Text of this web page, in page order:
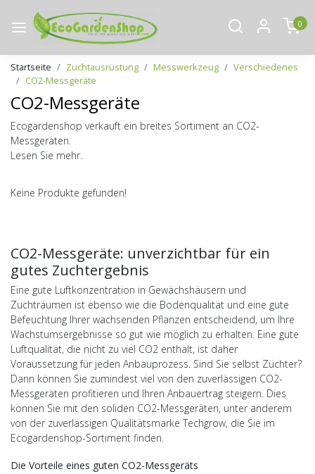
0
Startseite Zuchtausrüstung Messwerkzeug
Verschiedenes
CO2-Messgeräte
CO2-Messgeräte
Ecogardenshop verkauft ein breites Sortiment an CO2-
Messgeräten.
Lesen Sie mehr.
Keine Produkte gefunden!
CO2-Messgeräte: unverzichtbar für ein
gutes Zuchtergebnis
Eine gute Luftkonzentration in Gewächshäusern und
Zuchträumen ist ebenso wie die Bodenqualität und eine gute
Befeuchtung Ihrer wachsenden Pflanzen entscheidend, um Ihre
Wachstumsergebnisse so gut wie möglich zu erhalten. Eine gute
Luftqualität, die nicht zu viel CO2 enthält, ist daher
Voraussetzung für jeden Anbauprozess. Sind Sie selbst Züchter?
Dann können Sie zumindest viel von den zuverlässigen CO2-
Messgeräten profitieren und Ihren Anbauertrag steigern. Dies
können Sie mit den soliden CO2-Messgeräten, unter anderem
von der zuverlässigen Qualitätsmarke Techgrow, die Sie im
Ecogardenshop-Sortiment finden.
Die Vorteile eines guten CO2-Messgeräts